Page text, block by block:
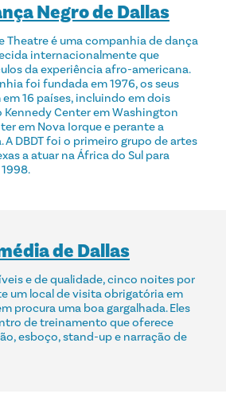
Negro de Dallas
Theatre é uma companhia de dança
internacionalmente que
da experiência afro-americana.
foi fundada em 1976, os seus
16 países, incluindo em dois
Kennedy Center em Washington
em Nova Iorque e perante a
A DBDT foi o primeiro grupo de artes
a atuar na África do Sul para
de Dallas
e de qualidade, cinco noites por
um local de visita obrigatória em
procura uma boa gargalhada. Eles
de treinamento que oferece
esboço, stand-up e narração de